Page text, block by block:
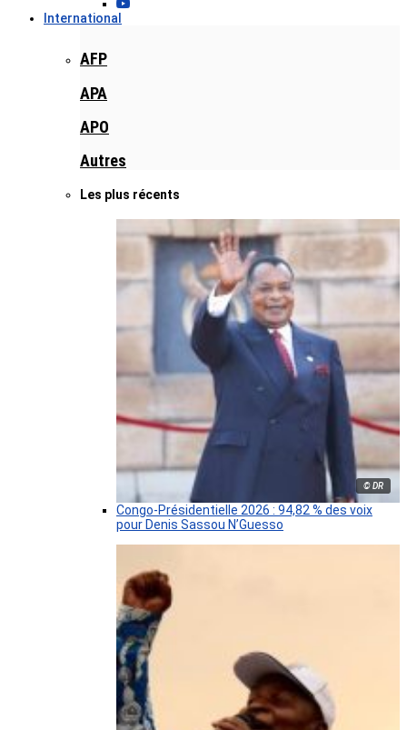
International
AFP
APA
APO
Autres
Les plus récents
© DR
Congo-Présidentielle 2026 : 94,82 % des voix
pour Denis Sassou N’Guesso